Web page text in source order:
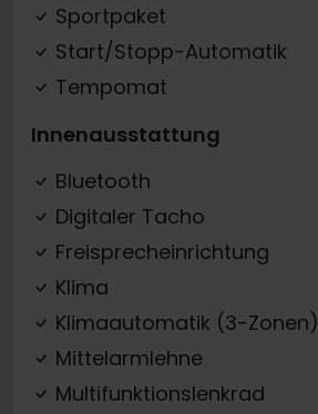
Sportpaket
Start/Stopp-Automatik
Tempomat
Innenausstattung
Bluetooth
Digitaler Tacho
Freisprecheinrichtung
Klima
Klimaautomatik (3-Zonen)
Mittelarmlehne
Multifunktionslenkrad